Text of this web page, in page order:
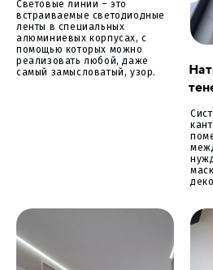
Световые линии – это
встраиваемые светодиодные
ленты в специальных
алюминиевых корпусах, с
помощью которых можно
реализовать любой, даже
самый замысловатый, узор.